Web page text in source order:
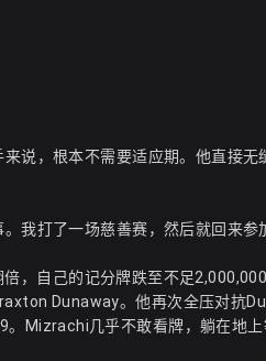
说，根本不需要适应期。他直接无
我打了一场慈善赛，然后就回来参
，自己的记分牌跌至不足2,000,000
Dunaway。他再次全压对抗
Mizrachi几乎不敢看牌，躺在地上